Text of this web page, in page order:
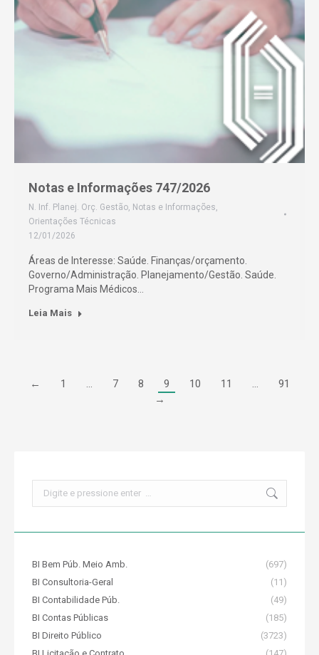
Notas e Informações 747/2026
N. Inf. Planej. Orç. Gestão, Notas e Informações,
Orientações Técnicas
12/01/2026
Áreas de Interesse: Saúde. Finanças/orçamento.
Governo/Administração. Planejamento/Gestão. Saúde.
Programa Mais Médicos…
Leia Mais
← 1 … 7 8 9 10 11 …
91
→
BI Bem Púb. Meio Amb.
(697)
BI Consultoria-Geral
(11)
BI Contabilidade Púb.
(49)
BI Contas Públicas
(185)
BI Direito Público
(3723)